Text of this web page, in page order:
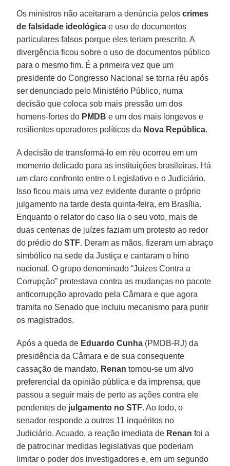
Os ministros não aceitaram a denúncia peloscrimes
de falsidade ideológica e uso de documentos
particulares falsos porque eles teriam prescrito. A
divergência ficou sobre o uso de documentos público
para o mesmo fim. É a primeira vez que um
presidente do Congresso Nacional se torna réu após
ser denunciado pelo Ministério Público, numa
decisão que coloca sob mais pressão um dos
homens-fortes do PMDB e um dos mais longevos e
resilientes operadores políticos da Nova República.
A decisão de transformá-lo em réu ocorreu em um
momento delicado para as instituições brasileiras. Há
um claro confronto entre o Legislativo e o Judiciário.
Isso ficou mais uma vez evidente durante o próprio
julgamento na tarde desta quinta-feira, em Brasília.
Enquanto o relator do caso lia o seu voto, mais de
duas centenas de juízes faziam um protesto ao redor
do prédio doSTF. Deram as mãos, fizeram um abraço
simbólico na sede da Justiça e cantaram o hino
nacional. O grupo denominado “Juízes Contra a
Corrupção” protestava contra as mudanças no pacote
anticorrupção aprovado pela Câmara e que agora
tramita no Senado que incluiu mecanismo para punir
os magistrados.
Após a queda de Eduardo Cunha (PMDB-RJ) da
presidência da Câmara e de sua consequente
cassação de mandato, Renan tornou-se um alvo
preferencial da opinião pública e da imprensa, que
passou a seguir mais de perto as ações contra ele
pendentes de julgamento no STF. Ao todo, o
senador responde a outros 11 inquéritos no
Judiciário. Acuado, a reação imediata de Renan foi a
de patrocinar medidas legislativas que poderiam
limitar o poder dos investigadores e, em um segundo